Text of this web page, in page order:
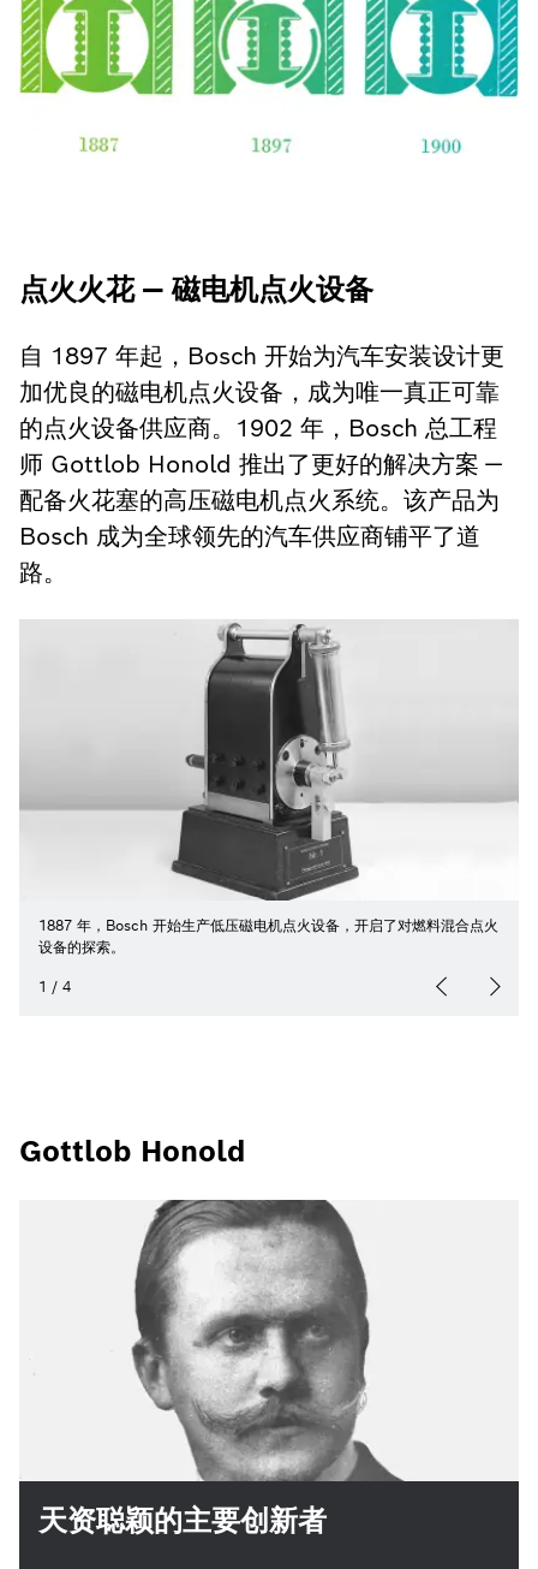
点火火花 — 磁电机点火设备
自 1897 年起，Bosch 开始为汽车安装设计更
加优良的磁电机点火设备，成为唯一真正可靠
的点火设备供应商。1902 年，Bosch 总工程
师 Gottlob Honold 推出了更好的解决方案 —
配备火花塞的高压磁电机点火系统。该产品为
Bosch 成为全球领先的汽车供应商铺平了道
路。
1887 年，Bosch 开始生产低压磁电机点火设备，开启了对燃料混合点火
设备的探索。
1 / 4
Gottlob Honold
天资聪颖的主要创新者